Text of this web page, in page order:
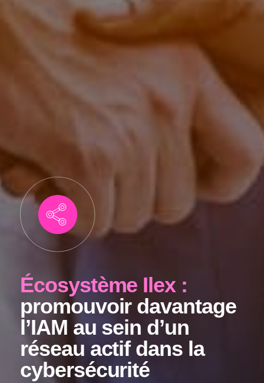
Écosystème Ilex :
promouvoir davantage
l’IAM au sein d’un
réseau actif dans la
cybersécurité